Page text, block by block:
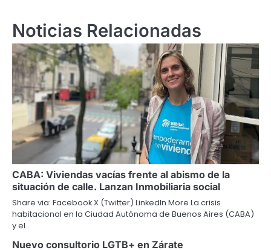
Noticias Relacionadas
CABA: Viviendas vacías frente al abismo de la
situación de calle. Lanzan Inmobiliaria social
Share via: Facebook X (Twitter) LinkedIn More La crisis
habitacional en la Ciudad Autónoma de Buenos Aires (CABA)
y el…
Nuevo consultorio LGTB+ en Zárate